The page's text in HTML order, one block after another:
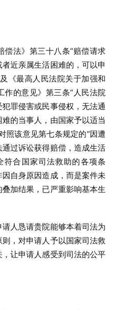
偿法》第三十八条“赔偿请求
近亲属生活困难的，可以申
《最高人民法院关于加强和
作的意见》第三条“人民法院
罪侵害或民事侵权，无法通
的当事人，由国家予以适当
照该意见第七条规定的“因遭
过诉讼获得赔偿，造成生活
符合国家司法救助的各项条
自身原因造成，而是案件未
加结果，已严重影响基本生
人恳请贵院能够本着司法为
，对申请人予以国家司法救
让申请人感受到司法的公平